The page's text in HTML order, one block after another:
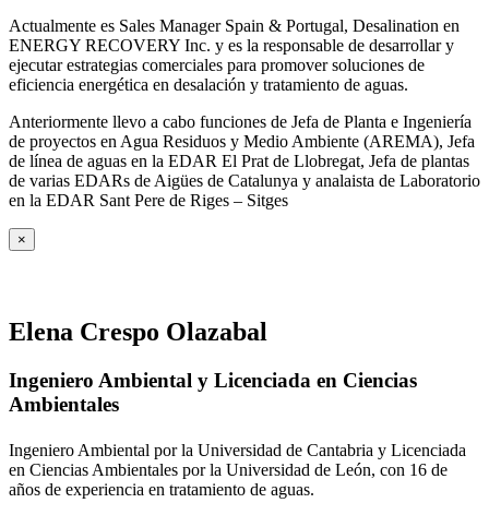
Actualmente es Sales Manager Spain & Portugal, Desalination en
ENERGY RECOVERY Inc. y es la responsable de desarrollar y
ejecutar estrategias comerciales para promover soluciones de
eficiencia energética en desalación y tratamiento de aguas.
Anteriormente llevo a cabo funciones de Jefa de Planta e Ingeniería
de proyectos en Agua Residuos y Medio Ambiente (AREMA), Jefa
de línea de aguas en la EDAR El Prat de Llobregat, Jefa de plantas
de varias EDARs de Aigües de Catalunya y analaista de Laboratorio
en la EDAR Sant Pere de Riges – Sitges
×
Elena Crespo Olazabal
Ingeniero Ambiental y Licenciada en Ciencias
Ambientales
Ingeniero Ambiental por la Universidad de Cantabria y Licenciada
en Ciencias Ambientales por la Universidad de León, con 16 de
años de experiencia en tratamiento de aguas.